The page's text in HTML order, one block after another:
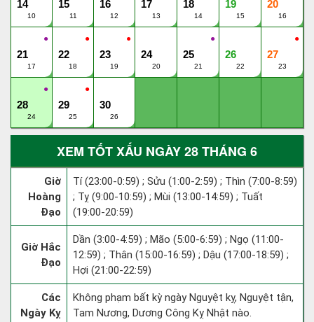
14
10
15
11
16
12
17
13
18
14
19
15
20
16
●
21
17
●
22
18
●
23
19
24
20
●
25
21
26
22
●
27
23
●
28
24
●
29
25
30
26
XEM TỐT XẤU NGÀY 28 THÁNG 6
Giờ
Hoàng
Đạo
Tí (23:00-0:59) ; Sửu (1:00-2:59) ; Thìn (7:00-8:59)
; Tỵ (9:00-10:59) ; Mùi (13:00-14:59) ; Tuất
(19:00-20:59)
Giờ Hắc
Đạo
Dần (3:00-4:59) ; Mão (5:00-6:59) ; Ngọ (11:00-
12:59) ; Thân (15:00-16:59) ; Dậu (17:00-18:59) ;
Hợi (21:00-22:59)
Các
Ngày Kỵ
Không phạm bất kỳ ngày Nguyệt kỵ, Nguyệt tận,
Tam Nương, Dương Công Kỵ Nhật nào.